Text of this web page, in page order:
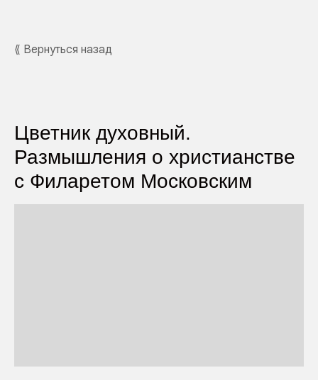
⟪ Вернуться назад
Цветник духовный.
Размышления о христианстве
с Филаретом Московским